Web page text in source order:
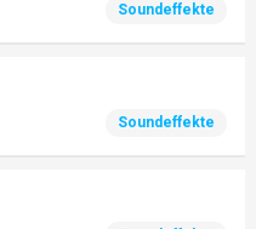
Soundeffekte
Soundeffekte